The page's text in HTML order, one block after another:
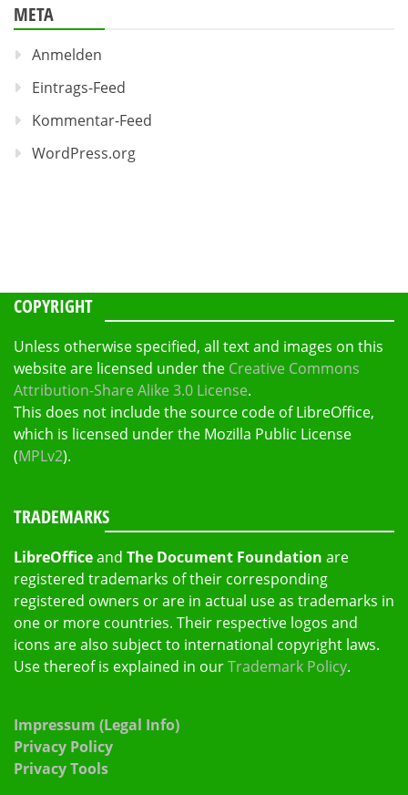
META
Anmelden
Eintrags-Feed
Kommentar-Feed
WordPress.org
COPYRIGHT
Unless otherwise specified, all text and images on this
website are licensed under the Creative Commons
Attribution-Share Alike 3.0 License.
This does not include the source code of LibreOffice,
which is licensed under the Mozilla Public License
(MPLv2).
TRADEMARKS
LibreOfficeand The Document Foundation are
registered trademarks of their corresponding
registered owners or are in actual use as trademarks in
one or more countries. Their respective logos and
icons are also subject to international copyright laws.
Use thereof is explained in ourTrademark Policy.
Impressum (Legal Info)
Privacy Policy
Privacy Tools